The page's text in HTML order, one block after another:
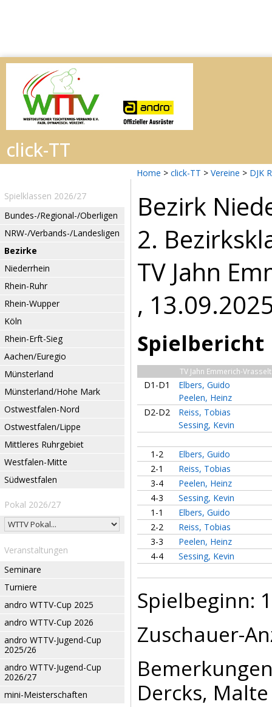
Home > click-TT > Vereine > DJK
Spielklassen 2026/27
Bundes-/Regional-/Oberligen
NRW-/Verbands-/Landesligen
Bezirke
Niederrhein
Rhein-Ruhr
Rhein-Wupper
Köln
Rhein-Erft-Sieg
Aachen/Euregio
Münsterland
Münsterland/Hohe Mark
Ostwestfalen-Nord
Ostwestfalen/Lippe
Mittleres Ruhrgebiet
Westfalen-Mitte
Südwestfalen
Pokal 2026/27
Veranstaltungen
Seminare
Turniere
andro WTTV-Cup 2025
andro WTTV-Cup 2026
andro WTTV-Jugend-Cup
2025/26
andro WTTV-Jugend-Cup
2026/27
mini-Meisterschaften
Bezirk
2.
TV Jahn
,
Spielbericht
TV Jahn Emmerich-Vrasselt
D1-D1
Elbers, Guido
Peelen, Heinz
D2-D2
Reiss, Tobias
Sessing, Kevin
1-2
Elbers, Guido
2-1
Reiss, Tobias
3-4
Peelen, Heinz
4-3
Sessing, Kevin
1-1
Elbers, Guido
2-2
Reiss, Tobias
3-3
Peelen, Heinz
4-4
Sessing, Kevin
Spielbeginn:
Zuschauer-
Dercks, Malte